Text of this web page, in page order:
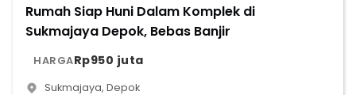
Rumah Siap Huni Dalam Komplek di
Sukmajaya Depok, Bebas Banjir
HARGARp950 juta
Sukmajaya, Depok